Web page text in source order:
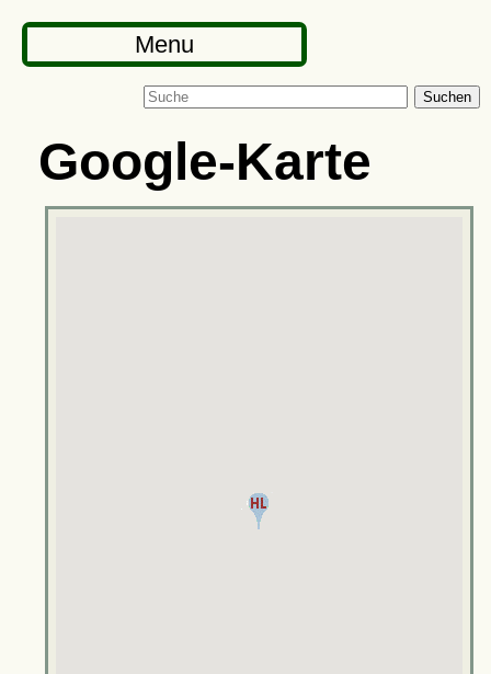
Menu
Suchen
Google-Karte